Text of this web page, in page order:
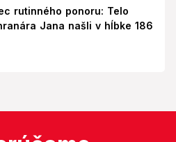
rutinného ponoru: Telo
Jana našli v hĺbke 186